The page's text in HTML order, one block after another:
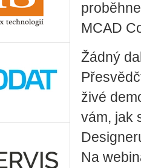
MCAD
Žádný
živé
vám, jak
Na